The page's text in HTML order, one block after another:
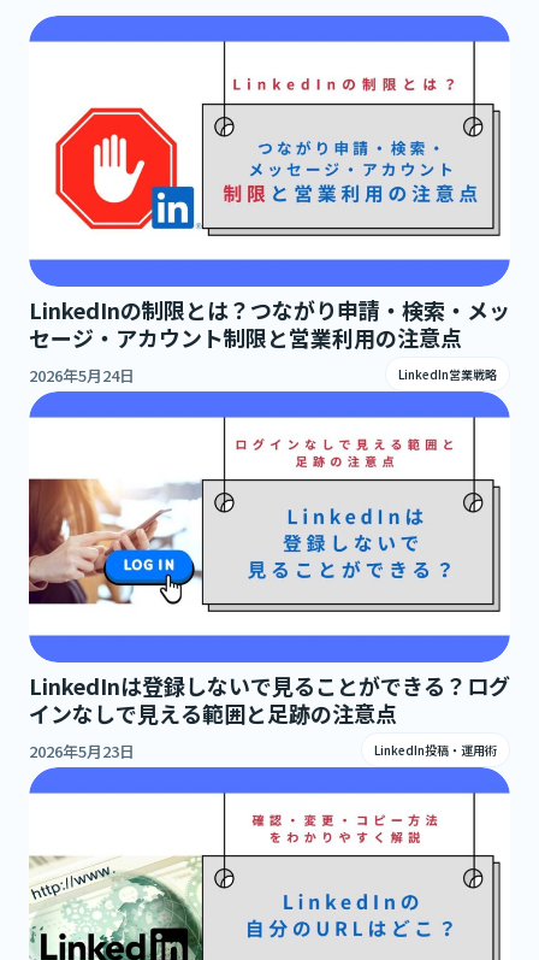
LinkedInの制限とは？つながり申請・検索・メッ
セージ・アカウント制限と営業利用の注意点
2026年5月24日 LinkedIn営業戦略
LinkedInは登録しないで見ることができる？ログ
インなしで見える範囲と足跡の注意点
2026年5月23日 LinkedIn投稿・運用術